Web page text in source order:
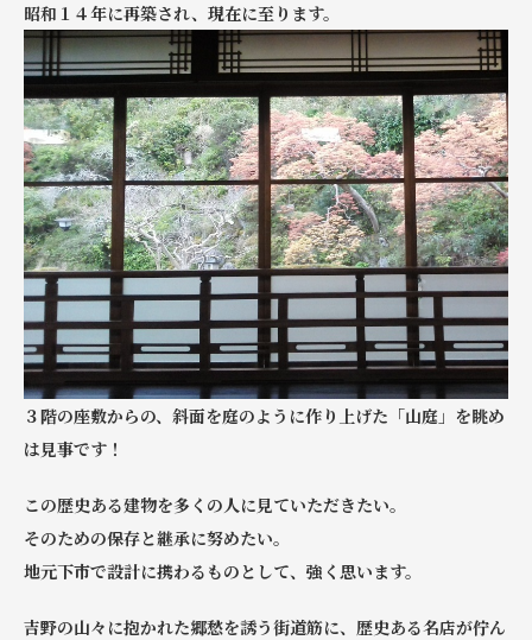
昭和１４年に再築され、現在に至ります。
３階の座敷からの、斜面を庭のように作り上げた「山庭」を眺め
は見事です！
この歴史ある建物を多くの人に見ていただきたい。
そのための保存と継承に努めたい。
地元下市で設計に携わるものとして、強く思います。
吉野の山々に抱かれた郷愁を誘う街道筋に、歴史ある名店が佇ん